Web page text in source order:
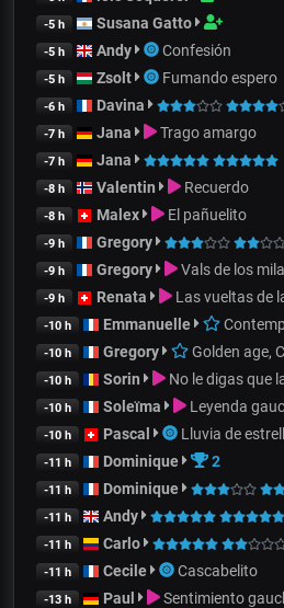
-5 h Susana Gatto
-5 h Andy Confesión
-5 h Zsolt Fumando espero
-6 h Davina
-7 h Jana Trago amargo
-7 h Jana
-8 h Valentin Recuerdo
-8 h Malex El pañuelito
-9 h Gregory
-9 h Gregory Vals de los
-9 h Renata Las vueltas de
-10 h Emmanuelle
-10 h Gregory Golden age,
-10 h Sorin No le digas que
-10 h Soleïma Leyenda
-10 h Pascal Lluvia de
-11 h Dominique 2
-11 h Dominique
-11 h Andy
-11 h Carlo
-11 h Cecile Cascabelito
-13 h Paul Sentimiento